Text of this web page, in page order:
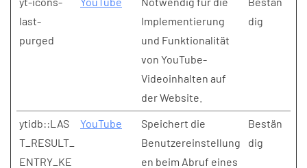
last-
purged
Implementierung
und Funktionalität
von YouTube-
Videoinhalten auf
der Website.
dig
ytidb::LAS
T_RESULT_
ENTRY_KE
YouTube
Speichert die
Benutzereinstellung
en beim Abruf eines
Bestän
dig